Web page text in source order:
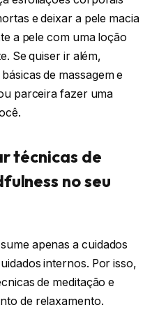
e deixar a pele macia
a pele com uma loção
Se quiser ir além,
de massagem e
parceira fazer uma
técnicas de
no seu
apenas a cuidados
internos. Por isso,
de meditação e
de relaxamento.